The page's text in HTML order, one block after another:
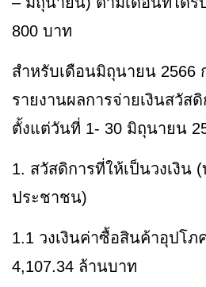
800 บาท
สำหรับเดือนมิถุนายน 2566
รายงานผลการจ่ายเงินสวัส
ตั้งแต่วันที่ 1- 30 มิถุนายน
1. สวัสดิการที่ให้เป็นวงเงิน
ประชาชน)
1.1 วงเงินค่าซื้อสินค้าอุปโ
4,107.34 ล้านบาท